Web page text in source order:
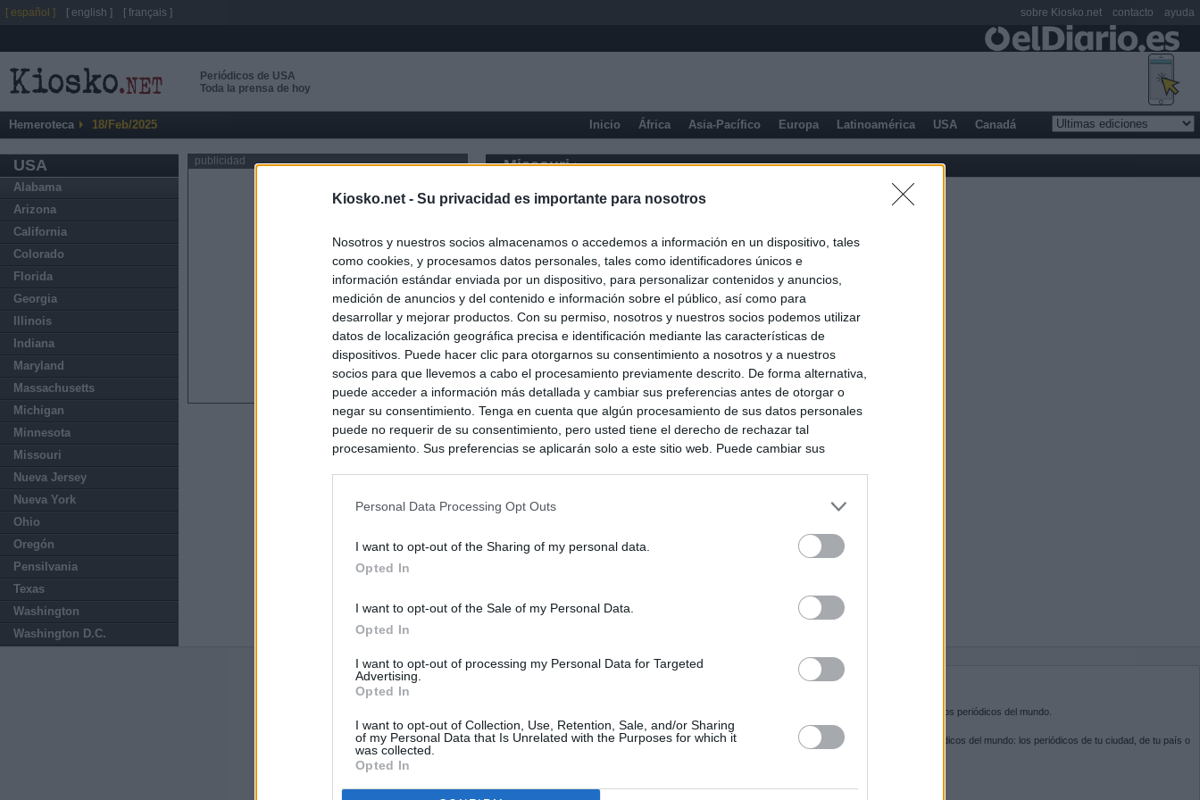
Kiosko.net - Su privacidad es importante para nosotros
Nosotros y nuestros socios almacenamos o accedemos a información en un dispositivo, tales
como cookies, y procesamos datos personales, tales como identificadores únicos e
información estándar enviada por un dispositivo, para personalizar contenidos y anuncios,
medición de anuncios y del contenido e información sobre el público, así como para
desarrollar y mejorar productos. Con su permiso, nosotros y nuestros socios podemos utilizar
datos de localización geográfica precisa e identificación mediante las características de
dispositivos. Puede hacer clic para otorgarnos su consentimiento a nosotros y a nuestros
socios para que llevemos a cabo el procesamiento previamente descrito. De forma alternativa,
puede acceder a información más detallada y cambiar sus preferencias antes de otorgar o
negar su consentimiento. Tenga en cuenta que algún procesamiento de sus datos personales
puede no requerir de su consentimiento, pero usted tiene el derecho de rechazar tal
procesamiento. Sus preferencias se aplicarán solo a este sitio web. Puede cambiar sus
Personal Data Processing Opt Outs
I want to opt-out of the Sharing of my personal data.
Opted In
I want to opt-out of the Sale of my Personal Data.
Opted In
I want to opt-out of processing my Personal Data for Targeted
Advertising.
Opted In
I want to opt-out of Collection, Use, Retention, Sale, and/or Sharing
of my Personal Data that Is Unrelated with the Purposes for which it
was collected.
Opted In
Periódicos de USA
Toda la prensa de hoy
Hemeroteca 18/Feb/2025 Inicio África Asia-Pacífico Europa Latinoamérica USA Canadá
USA
Alabama
Arizona
California
Colorado
Florida
Georgia
Illinois
Indiana
Maryland
Massachusetts
Michigan
Minnesota
Missouri
Nueva Jersey
Nueva York
Ohio
Oregón
Pensilvania
Texas
Washington
Washington D.C.
publicidad Missouri
Últimas noticias
controles: "Nos lo esperábamos peor"
España impone controles a los viajeros procedentes de Italia tras el rechazo de
Meloni a quitarlos
SOBRE KIOSKO.NET
es la puerta de entrada a los periódicos del mundo.
Navega por las portadas de los periódicos del mundo: los periódicos de tu ciudad, de tu país o
del otro extremo del mundo.
[ español ] [ english ] [ français ] sobre Kiosko.net contacto ayuda